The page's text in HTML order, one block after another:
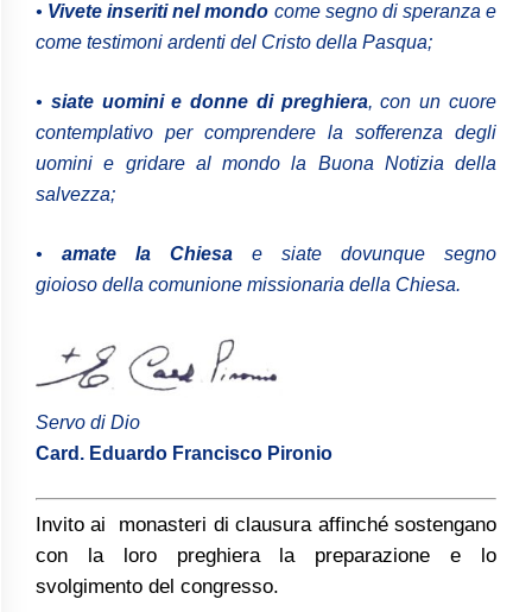
• Vivete inseriti nel mondo come segno di speranza e
come testimoni ardenti del Cristo della Pasqua;
• siate uomini e donne di preghiera, con un cuore
contemplativo per comprendere la sofferenza degli
uomini e gridare al mondo la Buona Notizia della
salvezza;
• amate la Chiesa e siate dovunque segno
gioioso della comunione missionaria della Chiesa.
Servo di Dio
Card. Eduardo Francisco Pironio
Invito ai monasteri di clausura affinché sostengano
con la loro preghiera la preparazione e lo
svolgimento del congresso.